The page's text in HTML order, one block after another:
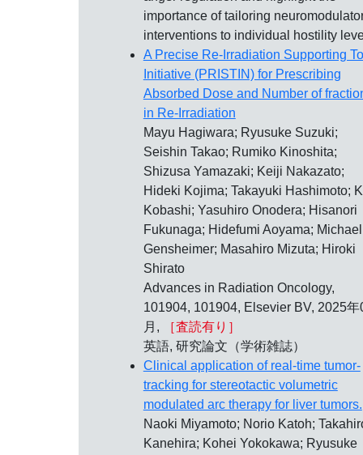
importance of tailoring
interventions to individual hostility
A Precise Re-Irradiation Supporting
Initiative (PRISTIN) for Prescribing
Absorbed Dose and Number of
in Re-Irradiation
Mayu Hagiwara; Ryusuke Suzuki;
Seishin Takao; Rumiko Kinoshita;
Shizusa Yamazaki; Keiji Nakazato;
Hideki Kojima; Takayuki Hashimoto;
Kobashi; Yasuhiro Onodera; Hisanori
Fukunaga; Hidefumi Aoyama;
Gensheimer; Masahiro Mizuta; Hiroki
Shirato
Advances in Radiation Oncology,
101904, 101904, Elsevier BV, 2025年
月,
［査読有り］
英語, 研究論文（学術雑誌）
Clinical application of real-time tumor-
tracking for stereotactic volumetric
modulated arc therapy for liver tumors.
Naoki Miyamoto; Norio Katoh;
Kanehira; Kohei Yokokawa; Ryusuke